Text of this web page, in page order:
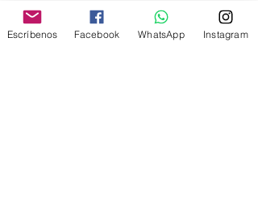
Escríbenos Facebook WhatsApp Instagram